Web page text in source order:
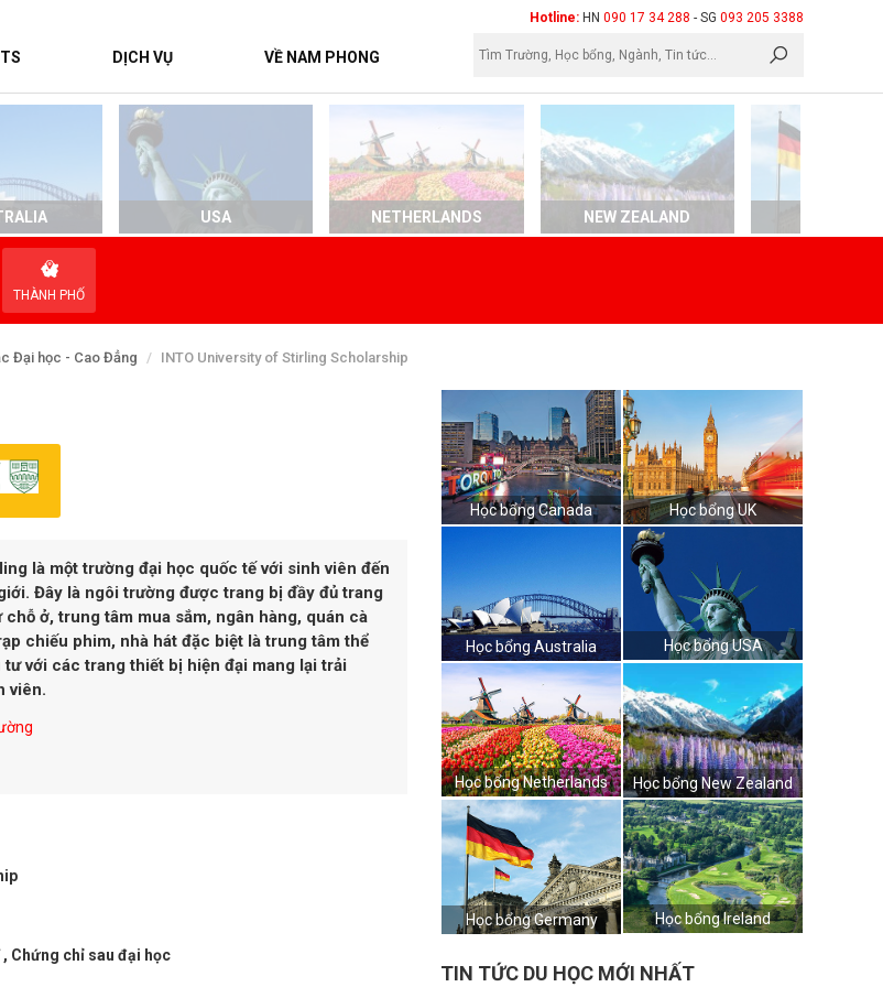
Hotline: HN 090 17 34 288 - SG 093 205 3388
DỊCH VỤ VỀ NAM PHONG
USA NETHERLANDS NEW ZEALAND
THÀNH PHỐ
Đại học - Cao Đẳng INTO University of Stirling Scholarship
là một trường đại học quốc tế với sinh viên đến
Đây là ngôi trường được trang bị đầy đủ trang
ở, trung tâm mua sắm, ngân hàng, quán cà
chiếu phim, nhà hát đặc biệt là trung tâm thể
với các trang thiết bị hiện đại mang lại trải
viên.
, Chứng chỉ sau đại học
Học bổng Canada Học bổng UK
Học bổng Australia Học bổng USA
Học bổng Netherlands Học bổng New Zealand
Học bổng Germany Học bổng Ireland
TIN TỨC DU HỌC MỚI NHẤT